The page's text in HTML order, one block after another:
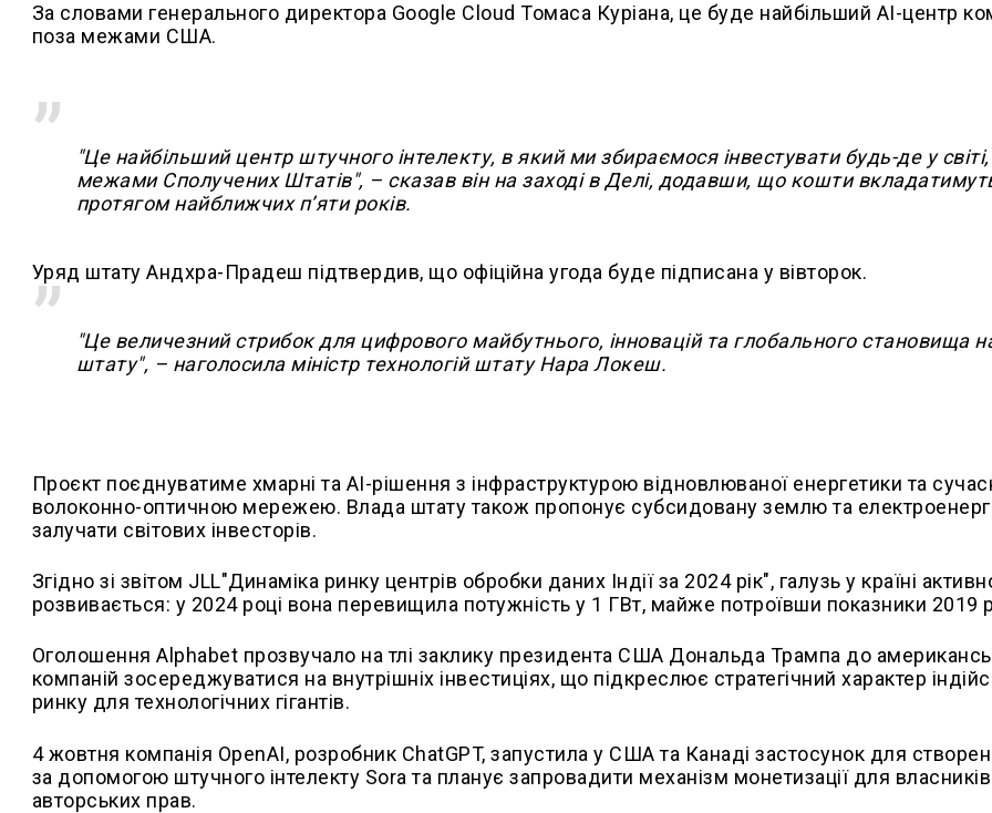
За словами генерального директора Google Cloud Томаса Куріана, це буде найбільший AI-центр
поза межами США.
"Це найбільший центр штучного інтелекту, в який ми збираємося інвестувати будь-де у
межами Сполучених Штатів", – сказав він на заході в Делі, додавши, що кошти
протягом найближчих п’яти років.
Уряд штату Андхра-Прадеш підтвердив, що офіційна угода буде підписана у вівторок.
"Це величезний стрибок для цифрового майбутнього, інновацій та глобального становища
штату", – наголосила міністр технологій штату Нара Локеш.
Проєкт поєднуватиме хмарні та AI-рішення з інфраструктурою відновлюваної енергетики та
волоконно-оптичною мережею. Влада штату також пропонує субсидовану землю та
залучати світових інвесторів.
Згідно зі звітом JLL"Динаміка ринку центрів обробки даних Індії за 2024 рік", галузь у країні
розвивається: у 2024 році вона перевищила потужність у 1 ГВт, майже потроївши показники 2019
Оголошення Alphabet прозвучало на тлі заклику президента США Дональда Трампа до
компаній зосереджуватися на внутрішніх інвестиціях, що підкреслює стратегічний характер
ринку для технологічних гігантів.
4 жовтня компанія OpenAI, розробник ChatGPT, запустила у США та Канаді застосунок для
за допомогою штучного інтелекту Sora та планує запровадити механізм монетизації для власників
авторських прав.